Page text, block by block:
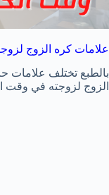
علامات كره الزوج
بالطبع تختلف علامات
الزوج لزوجته في وقت